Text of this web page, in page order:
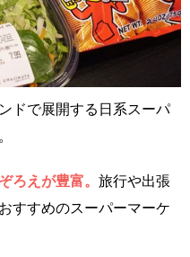
ドで展開する日系スーパ
ろえが豊富。 旅行や出張
すすめのスーパーマーケ